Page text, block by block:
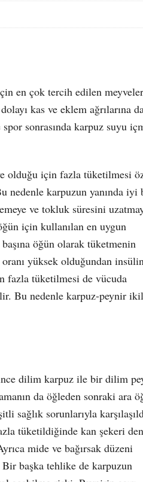
en çok tercih edilen
kas ve eklem ağrılarına
sonrasında karpuz suyu
olduğu için fazla tüketilmesi
nedenle karpuzun yanında iyi
ve tokluk süresini
için kullanılan en uygun
öğün olarak tüketmenin
yüksek olduğundan
fazla tüketilmesi de vücuda
Bu nedenle karpuz-peynir
dilim karpuz ile bir dilim
da öğleden sonraki ara
sağlık sorunlarıyla
tüketildiğinde kan şekeri
mide ve bağırsak düzeni
başka tehlike de karpuzun